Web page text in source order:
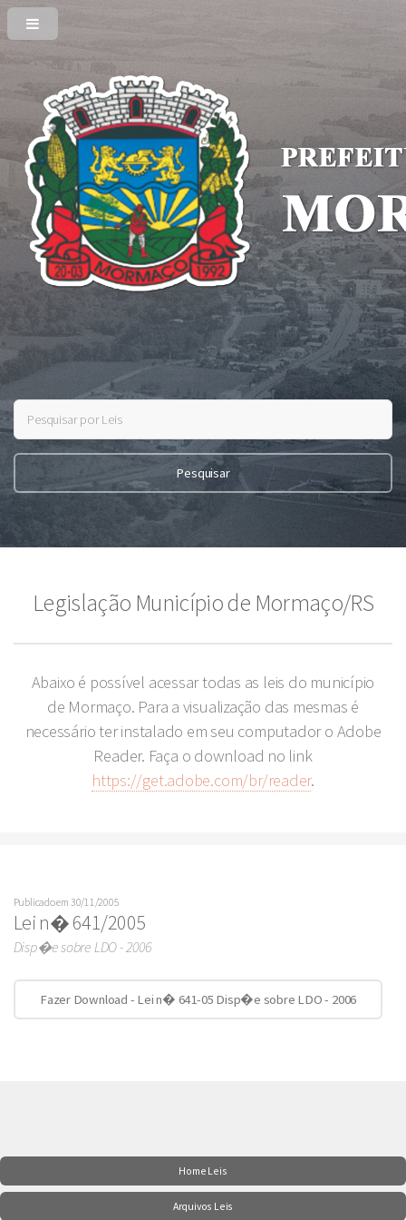
Legislação Município de Mormaço/RS
Abaixo é possível acessar todas as leis do município
de Mormaço. Para a visualização das mesmas é
necessário ter instalado em seu computador o Adobe
Reader. Faça o download no link
https://get.adobe.com/br/reader.
Publicado em 30/11/2005
Lei n� 641/2005
Disp�e sobre LDO - 2006
Fazer Download - Lei n� 641-05 Disp�e sobre LDO - 2006
Home Leis
Arquivos Leis